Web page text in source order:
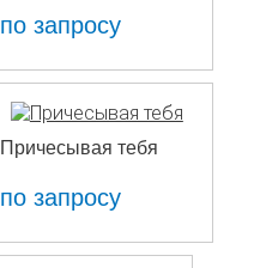
по запросу
Причесывая тебя
по запросу